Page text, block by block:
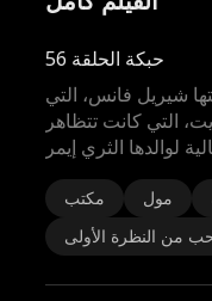
حبكة الحلقة 56
شيريل فانس، التي
التي كانت تتظاهر
لوالدها الثري إيمر
مكتب مول
من النظرة الأولى